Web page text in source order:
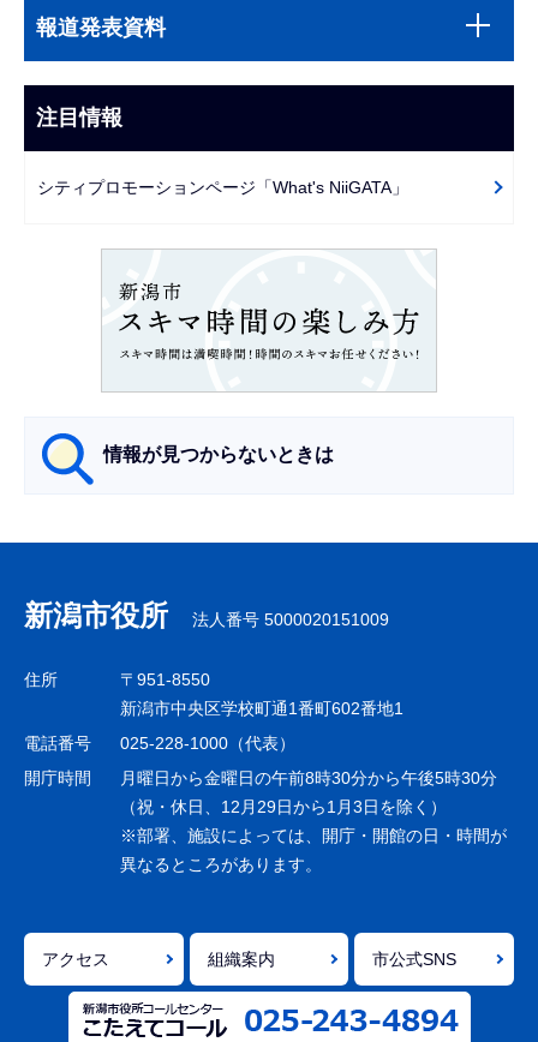
文
こ
ま
で
サ
ブ
ビ
ー
報道発表資料
注目情報
シティプロモーションページ「What's NiiGATA」
情報が見つからないときは
ナ
ビ
ゲ
シ
ョ
で
新潟市役所 法人番号 5000020151009
住所
〒951-8550
新潟市中央区学校町通1番町602番地1
電話番号
025-228-1000（代表）
開庁時間
月曜日から金曜日の午前8時30分から午後5時30分
（祝・休日、12月29日から1月3日を除く）
※部署、施設によっては、開庁・開館の日・時間が
異なるところがあります。
アクセス 組織案内 市公式SNS